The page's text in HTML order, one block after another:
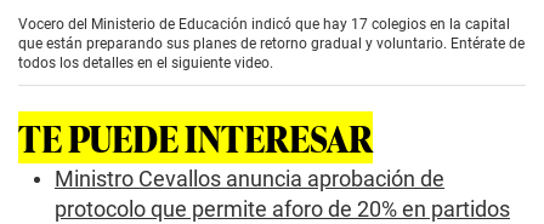
e
c
o
s
o
Vocero del Ministerio de Educación indicó que hay 17 colegios en la capital
que están preparando sus planes de retorno gradual y voluntario. Entérate de
todos los detalles en el siguiente video.
TE PUEDE INTERESAR
Ministro Cevallos anuncia aprobación de
protocolo que permite aforo de 20% en partidos